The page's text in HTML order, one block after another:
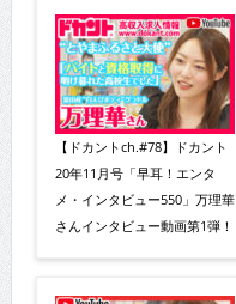
【ドカントch.#78】ドカント
20年11月号「早耳！エンタ
メ・インタビュー550」万理華
さんインタビュー動画第1弾！